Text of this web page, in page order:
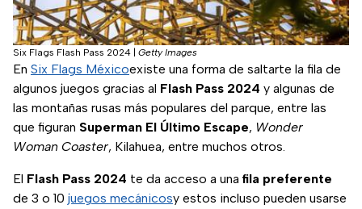
Six Flags Flash Pass 2024 Getty Images
En Six Flags Méxicoexiste una forma de saltarte la fila de
algunos juegos gracias al Flash Pass 2024 y algunas de
las montañas rusas más populares del parque, entre las
que figuran Superman El Último Escape, Wonder
Woman Coaster, Kilahuea, entre muchos otros.
El Flash Pass 2024 te da acceso a una fila preferente
de 3 o 10 juegos mecánicosy estos incluso pueden usarse